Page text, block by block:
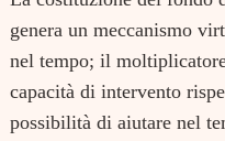
genera un meccanismo
nel tempo; il
capacità di intervento
possibilità di aiutare nel